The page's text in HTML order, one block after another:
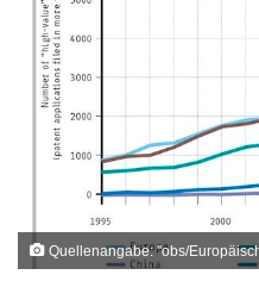
Quellenangabe: "obs/